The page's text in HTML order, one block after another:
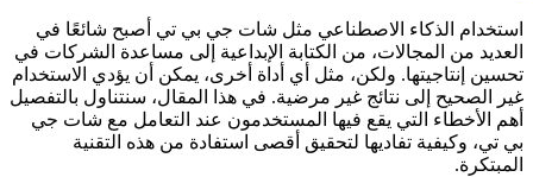
استخدام الذكاء الاصطناعي مثل شات جي بي تي أصبح شائعًا في
العديد من المجالات، من الكتابة الإبداعية إلى مساعدة الشركات في
تحسين إنتاجيتها. ولكن، مثل أي أداة أخرى، يمكن أن يؤدي الاستخدام
غير الصحيح إلى نتائج غير مرضية. في هذا المقال، سنتناول بالتفصيل
أهم الأخطاء التي يقع فيها المستخدمون عند التعامل مع شات جي
بي تي، وكيفية تفاديها لتحقيق أقصى استفادة من هذه التقنية
المبتكرة.